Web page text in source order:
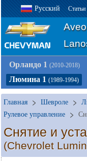
Русский Статьи
Aveo
Орландо 1 (2010-2018)
Люмина 1 (1989-1994)
Главная Шевроле
Рулевое управление
Снятие и
(Chevrolet